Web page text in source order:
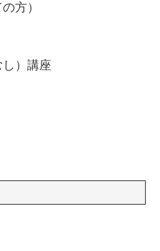
方）
）講座